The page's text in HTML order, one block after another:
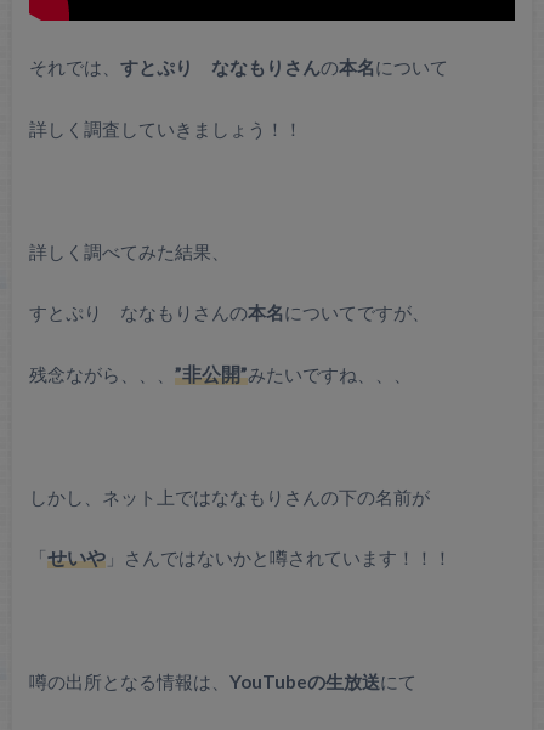
それでは、 すとぷり ななもりさんの本名について
詳しく調査していきましょう！！
詳しく調べてみた結果、
すとぷり ななもりさんの本名についてですが、
残念ながら、、、 ”非公開”みたいですね、、、
しかし、 ネット上ではななもりさんの下の名前が
「せいや」さんではないかと噂されています！！！
噂の出所となる情報は、 YouTubeの生放送にて